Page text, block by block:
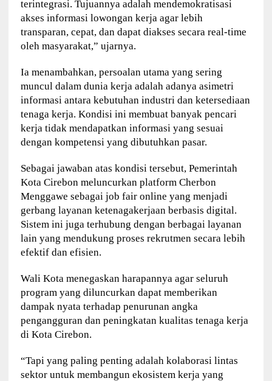
terintegrasi. Tujuannya adalah mendemokratisasi
akses informasi lowongan kerja agar lebih
transparan, cepat, dan dapat diakses secara real-time
oleh masyarakat,” ujarnya.
Ia menambahkan, persoalan utama yang sering
muncul dalam dunia kerja adalah adanya asimetri
informasi antara kebutuhan industri dan ketersediaan
tenaga kerja. Kondisi ini membuat banyak pencari
kerja tidak mendapatkan informasi yang sesuai
dengan kompetensi yang dibutuhkan pasar.
Sebagai jawaban atas kondisi tersebut, Pemerintah
Kota Cirebon meluncurkan platform Cherbon
Menggawe sebagai job fair online yang menjadi
gerbang layanan ketenagakerjaan berbasis digital.
Sistem ini juga terhubung dengan berbagai layanan
lain yang mendukung proses rekrutmen secara lebih
efektif dan efisien.
Wali Kota menegaskan harapannya agar seluruh
program yang diluncurkan dapat memberikan
dampak nyata terhadap penurunan angka
pengangguran dan peningkatan kualitas tenaga kerja
di Kota Cirebon.
“Tapi yang paling penting adalah kolaborasi lintas
sektor untuk membangun ekosistem kerja yang